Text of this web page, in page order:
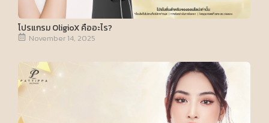
โปรแกรม OligioX คืออะไร?
November 14, 2025